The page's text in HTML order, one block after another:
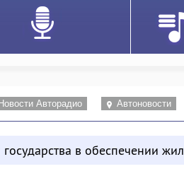
Новости Авторадио Автоновости
в обеспечении